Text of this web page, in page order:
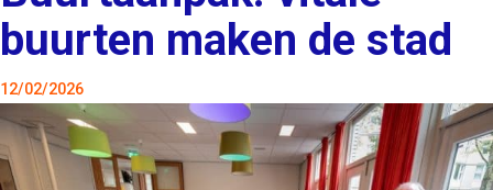
buurten maken de stad
12/02/2026